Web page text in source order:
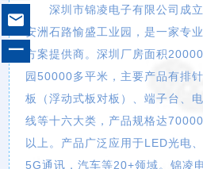
深圳市锦凌电子有限公司成立
安洲石路愉盛工业园，是一家专
方案提供商。深圳厂房面积
园50000多平米，主要产品有排
板（浮动式板对板）、端子台、
线等十六大类，产品规格达
以上。产品广泛应用于LED光电
5G通讯，汽车等20+领域。锦凌

一